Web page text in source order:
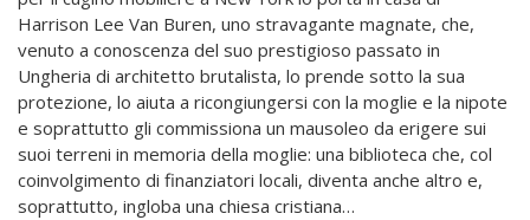
Harrison Lee Van Buren, uno stravagante magnate, che,
venuto a conoscenza del suo prestigioso passato in
Ungheria di architetto brutalista, lo prende sotto la sua
protezione, lo aiuta a ricongiungersi con la moglie e la nipote
e soprattutto gli commissiona un mausoleo da erigere sui
suoi terreni in memoria della moglie: una biblioteca che, col
coinvolgimento di finanziatori locali, diventa anche altro e,
soprattutto, ingloba una chiesa cristiana…